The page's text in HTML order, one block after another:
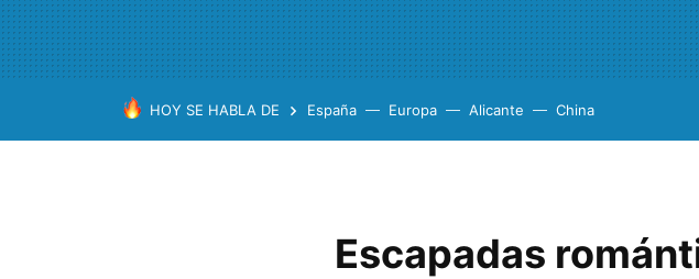
HOY SE HABLA DE España Europa Alicante China
Escapadas